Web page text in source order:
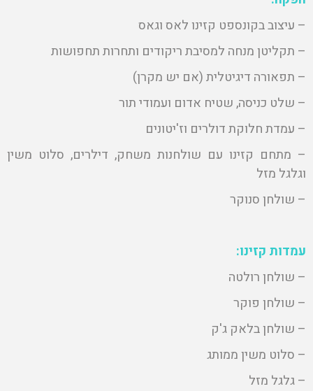
– עיצוב בקונספט קזינו לאס וגאס
– תקליטן מנחה למסיבת ריקודים ותחרות תחפושות
– תפאורה דיגיטלית (אם יש מקרן)
– שלט כניסה, שטיח אדום ועמודי תור
– עמדת חלוקת דולרים וז'יטונים
– מתחם קזינו עם שולחנות משחק, דילרים, סלוט משין
וגלגל מזל
– שולחן סנוקר
עמדות קזינו:
– שולחן רולטה
– שולחן פוקר
– שולחן בלאק ג'ק
– סלוט משין ממותג
– גלגל מזל